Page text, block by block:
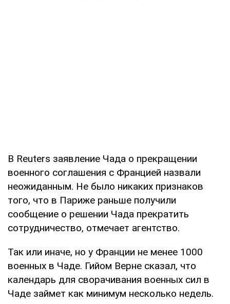
В Reuters заявление Чада о прекращении
военного соглашения с Францией назвали
неожиданным. Не было никаких признаков
того, что в Париже раньше получили
сообщение о решении Чада прекратить
сотрудничество, отмечает агентство.
Так или иначе, но у Франции не менее 1000
военных в Чаде. Гийом Верне сказал, что
календарь для сворачивания военных сил в
Чаде займет как минимум несколько недель.